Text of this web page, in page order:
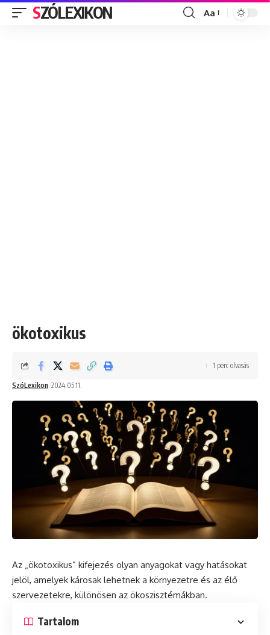
SZÓLEXIKON
Font
Aa
ökotoxikus
SzóLexikon 2024.05.11.
1 perc olvasás
Az „ökotoxikus” kifejezés olyan anyagokat vagy hatásokat
jelöl, amelyek károsak lehetnek a környezetre és az élő
szervezetekre, különösen az ökoszisztémákban.
Tartalom